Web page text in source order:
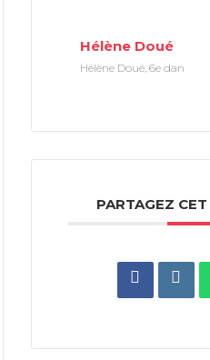
Hélène Doué
Hélène Doué, 6e dan
PARTAGEZ